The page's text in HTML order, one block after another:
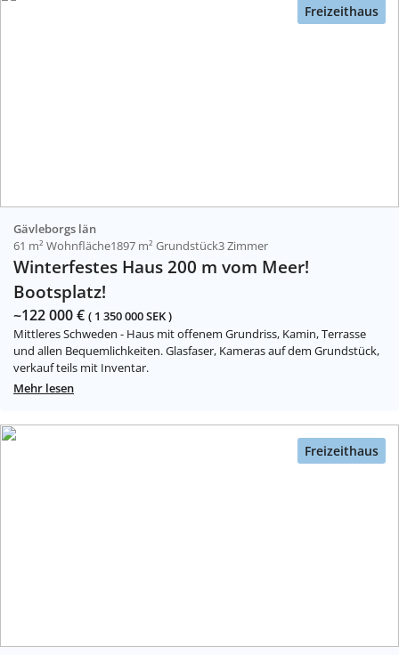
Freizeithaus
Gävleborgs län
61 m² Wohnfläche1897 m² Grundstück3 Zimmer
Winterfestes Haus 200 m vom Meer!
Bootsplatz!
~122 000 € ( 1 350 000 SEK )
Mittleres Schweden - Haus mit offenem Grundriss, Kamin, Terrasse
und allen Bequemlichkeiten. Glasfaser, Kameras auf dem Grundstück,
verkauf teils mit Inventar.
Mehr lesen
Freizeithaus